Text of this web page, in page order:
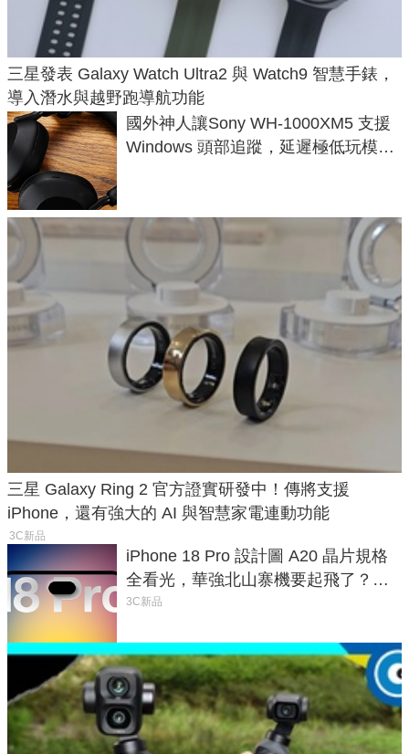
三星發表 Galaxy Watch Ultra2 與 Watch9 智慧手錶，
導入潛水與越野跑導航功能
國外神人讓Sony WH-1000XM5 支援
Windows 頭部追蹤，延遲極低玩模擬
三星 Galaxy Ring 2 官方證實研發中！傳將支援
iPhone，還有強大的 AI 與智慧家電連動功能
3C新品
iPhone 18 Pro 設計圖 A20 晶片規格
全看光，華強北山寨機要起飛了？專
家曝山寨機無法復刻兩大關鍵
3C新品